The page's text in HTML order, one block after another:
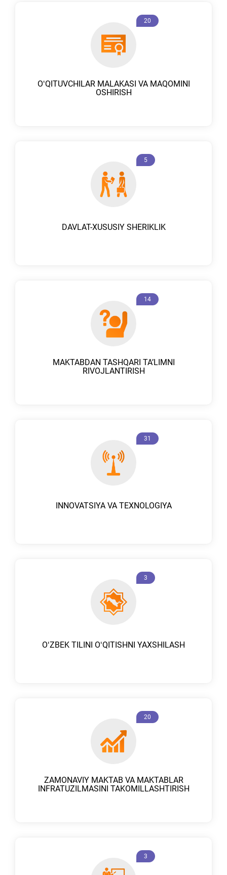
20
OʻQITUVCHILAR MALAKASI VA MAQOMINI
OSHIRISH
5
DAVLAT-XUSUSIY SHERIKLIK
14
MAKTABDAN TASHQARI TAʼLIMNI
RIVOJLANTIRISH
31
INNOVATSIYA VA TEXNOLOGIYA
3
OʻZBEK TILINI OʻQITISHNI YAXSHILASH
20
ZAMONAVIY MAKTAB VA MAKTABLAR
INFRATUZILMASINI TAKOMILLASHTIRISH
3